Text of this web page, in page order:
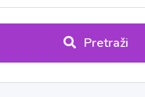
Pretraži